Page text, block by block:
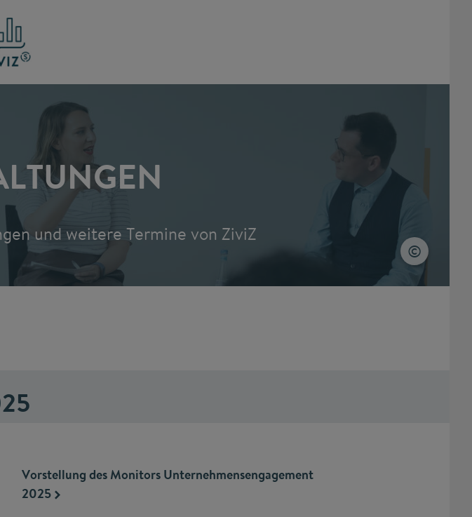
und weitere Termine von ZiviZ
Vorstellung des Monitors Unternehmensengagement
2025